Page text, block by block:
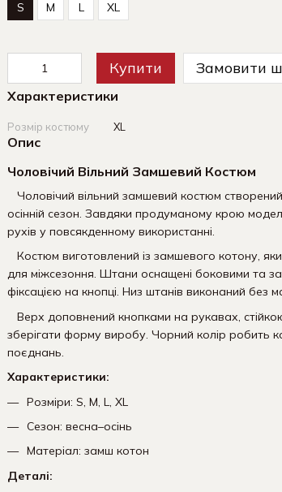
S M L XL
Купити Замовити
Характеристики
Розмір костюму XL
Опис
Чоловічий Вільний Замшевий Костюм
Чоловічий вільний замшевий костюм
осінній сезон. Завдяки продуманому крою
рухів у повсякденному використанні.
Костюм виготовлений із замшевого котону,
для міжсезоння. Штани оснащені боковими та
фіксацією на кнопці. Низ штанів виконаний
Верх доповнений кнопками на рукавах,
зберігати форму виробу. Чорний колір робить
поєднань.
Характеристики:
Розміри: S, M, L, XL
Сезон: весна–осінь
Матеріал: замш котон
Деталі: